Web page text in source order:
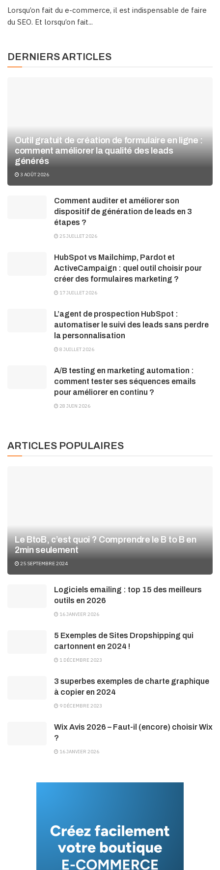
Lorsqu’on fait du e-commerce, il est indispensable de faire
du SEO. Et lorsqu’on fait...
DERNIERS ARTICLES
Outil gratuit de création de formulaire en ligne :
comment améliorer la qualité des leads
générés
3 AOÛT 2026
Comment auditer et améliorer son
dispositif de génération de leads en 3
étapes ?
25 JUILLET 2026
HubSpot vs Mailchimp, Pardot et
ActiveCampaign : quel outil choisir pour
créer des formulaires marketing ?
17 JUILLET 2026
L’agent de prospection HubSpot :
automatiser le suivi des leads sans perdre
la personnalisation
8 JUILLET 2026
A/B testing en marketing automation :
comment tester ses séquences emails
pour améliorer en continu ?
28 JUIN 2026
ARTICLES POPULAIRES
Le BtoB, c’est quoi ? Comprendre le B to B en
2min seulement
25 SEPTEMBRE 2024
Logiciels emailing : top 15 des meilleurs
outils en 2026
16 JANVIER 2026
5 Exemples de Sites Dropshipping qui
cartonnent en 2024 !
1 DÉCEMBRE 2023
3 superbes exemples de charte graphique
à copier en 2024
9 DÉCEMBRE 2023
Wix Avis 2026 – Faut-il (encore) choisir Wix
?
16 JANVIER 2026